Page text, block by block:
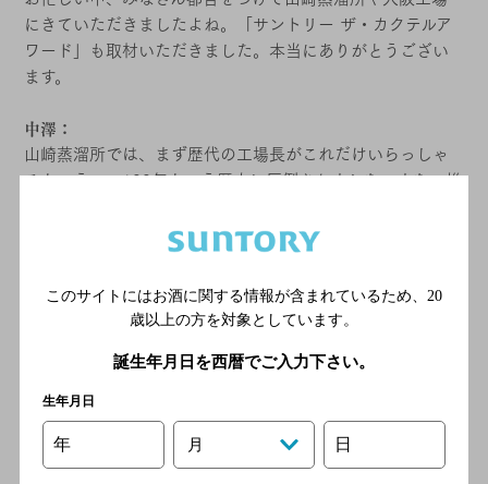
にきていただきましたよね。「サントリー ザ・カクテルア
ワード」も取材いただきました。本当にありがとうござい
ます。
中澤：
山崎蒸溜所では、まず歴代の工場長がこれだけいらっしゃ
るという……100年という歴史に圧倒されました。また、椎
ただき、あの場所に蒸溜所があることの意味がよく理解で
きました。大阪工場でも、普段の見学ルートにはない場所
も拝見させていただき大変勉強になりました。
このサイトにはお酒に関する情報が含まれているため、 20
歳以上の方を対象としています。
誕生年月日を西暦でご入力下さい。
生年月日
年 月 日